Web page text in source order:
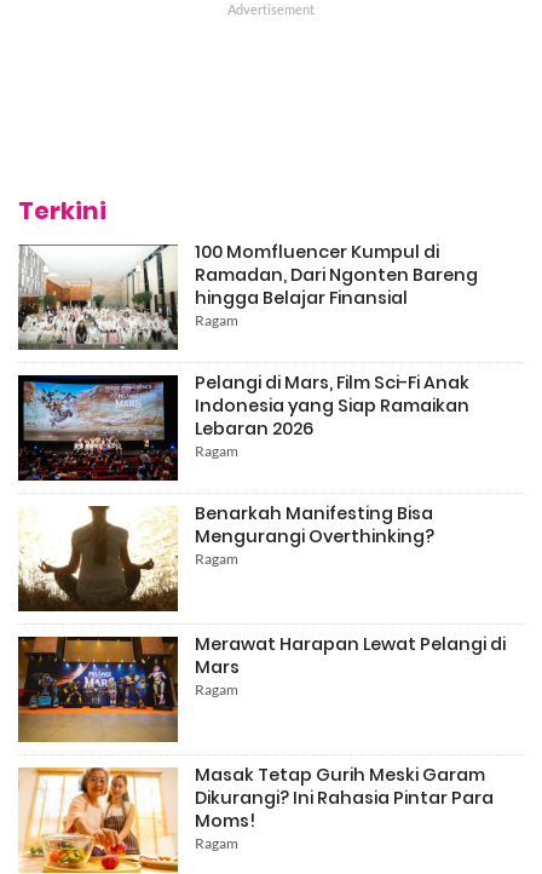
Terkini
100 Momfluencer Kumpul di
Ramadan, Dari Ngonten Bareng
hingga Belajar Finansial
Ragam
Pelangi di Mars, Film Sci-Fi Anak
Indonesia yang Siap Ramaikan
Lebaran 2026
Ragam
Benarkah Manifesting Bisa
Mengurangi Overthinking?
Ragam
Merawat Harapan Lewat Pelangi di
Mars
Ragam
Masak Tetap Gurih Meski Garam
Dikurangi? Ini Rahasia Pintar Para
Moms!
Ragam